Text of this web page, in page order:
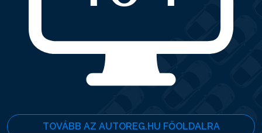
TOVÁBB AZ AUTOREG.HU FŐOLDALRA